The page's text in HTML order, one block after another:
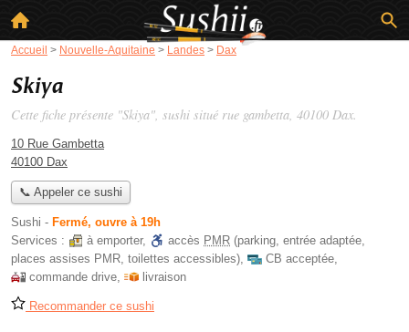
Accueil > Nouvelle-Aquitaine > Landes > Dax
Skiya
Cette fiche présente "Skiya", sushi situé rue gambetta, 40100 Dax.
10 Rue Gambetta
40100 Dax
📞 Appeler ce sushi
Sushi - Fermé, ouvre à 19h
Services :
à emporter, accès PMR (parking, entrée adaptée,
places assises PMR, toilettes accessibles), CB acceptée,
commande drive, livraison
Recommander ce sushi